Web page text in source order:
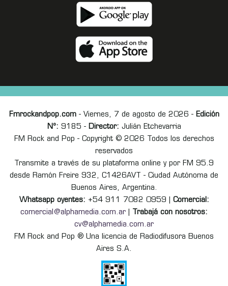
Fmrockandpop.com- Viernes, 7 de agosto de 2026 - Edición
Nº: 9185 - Director: Julián Etchevarria
FM Rock and Pop - Copyright © 2026 Todos los derechos
reservados
Transmite a través de su plataforma online y por FM 95.9
desde Ramón Freire 932, C1426AVT - Ciudad Autónoma de
Buenos Aires, Argentina.
Whatsapp oyentes: +54 911 7082 0959 | Comercial:
comercial@alphamedia.com.ar
Trabajá con nosotros:
cv@alphamedia.com.ar
FM Rock and Pop ® Una licencia de Radiodifusora Buenos
Aires S.A.